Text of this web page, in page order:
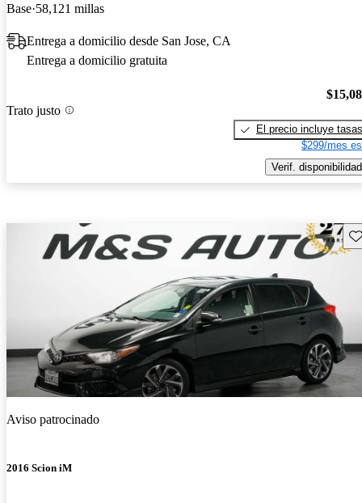
Base 58,121 millas
Entrega a domicilio desde San Jose, CA
Entrega a domicilio gratuita
Trato justo
El precio incluye tasas
$299/mes
Verif. disponibilidad
Aviso patrocinado
2016 Scion iM